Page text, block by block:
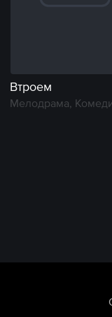
Втроем
Мелодрама,